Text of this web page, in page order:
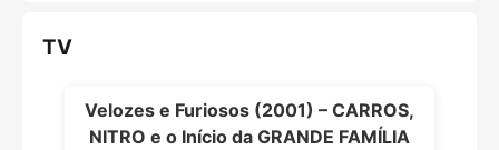
TV
Velozes e Furiosos (2001) – CARROS,
NITRO e o Início da GRANDE FAMÍLIA